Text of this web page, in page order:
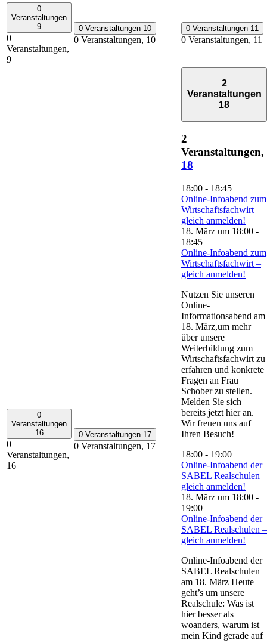
0
Veranstaltungen
9
0
Veranstaltungen,
9
0 Veranstaltungen 10
0 Veranstaltungen, 10
0 Veranstaltungen 11
0 Veranstaltungen, 11
0
Veranstaltungen
16
0
Veranstaltungen,
16
0 Veranstaltungen 17
0 Veranstaltungen, 17
2
Veranstaltungen
18
2
Veranstaltungen,
18
18:00 - 18:45
Online-Infoabend zum
Wirtschaftsfachwirt –
gleich anmelden!
18. März um 18:00 -
18:45
Online-Infoabend zum
Wirtschaftsfachwirt –
gleich anmelden!
Nutzen Sie unseren
Online-
Informationsabend am
18. März,um mehr
über unsere
Weiterbildung zum
Wirtschaftsfachwirt zu
erfahren und konkrete
Fragen an Frau
Schober zu stellen.
Melden Sie sich
bereits jetzt hier an.
Wir freuen uns auf
Ihren Besuch!
18:00 - 19:00
Online-Infoabend der
SABEL Realschulen –
gleich anmelden!
18. März um 18:00 -
19:00
Online-Infoabend der
SABEL Realschulen –
gleich anmelden!
Online-Infoabend der
SABEL Realschulen
am 18. März Heute
geht’s um unsere
Realschule: Was ist
hier besser als
woanders, warum ist
mein Kind gerade auf